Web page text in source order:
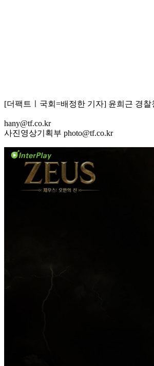
[더팩트ㅣ국회=배정한 기자] 윤희근 경
hany@tf.co.kr
사진영상기획부 photo@tf.co.kr